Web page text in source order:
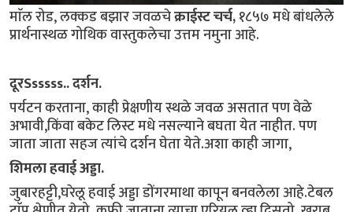
माॅल रोड, लक्कड बझार जवळचेक्राईस्ट चर्च,१८५७ मधे बांधलेले
प्रार्थनास्थळ गोथिक वास्तुकलेचा उत्तम नमुना आहे.
दूरSsssss.. दर्शन.
पर्यटन करताना, काही प्रेक्षणीय स्थळे जवळ असतात पण वेळे
अभावी,किंवा बकेट लिस्ट मधे नसल्याने बघता येत नाहीत. पण
जाता जाता सहज त्यांचे दर्शन घेता येते.अशा काही जागा,
शिमला हवाई अड्डा.
जुबारहट्टी,घरेलू हवाई अड्डा डोंगरमाथा कापून बनवलेला आहे.टेबल